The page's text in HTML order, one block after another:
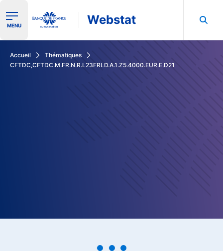
Ouvrir le menu de navigation
MENU Webstat
Accueil
Thématiques
CFTDC,CFTDC.M.FR.N.R.L23FRLD.A.1.Z5.4000.EUR.E.D21